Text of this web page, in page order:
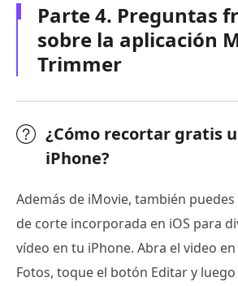
Parte 4. Preguntas
sobre la aplicación
Trimmer
¿Cómo recortar gratis
iPhone?
Además de iMovie, también
de corte incorporada en iOS para
vídeo en tu iPhone. Abra el video
Fotos, toque el botón Editar y